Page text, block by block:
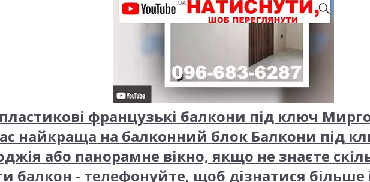
французькі балкони під ключ
найкраща на балконний блок Балкони під
або панорамне вікно, якщо не знаєте
балкон - телефонуйте, щоб дізнатися більше